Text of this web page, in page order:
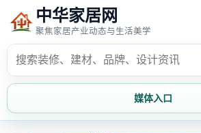
中华家居网
聚焦家居产业动态与生活美学
媒体入口